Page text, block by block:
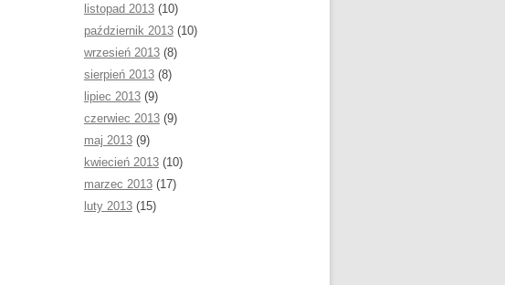
listopad 2013(10)
październik 2013(10)
wrzesień 2013(8)
sierpień 2013(8)
lipiec 2013(9)
czerwiec 2013(9)
maj 2013(9)
kwiecień 2013(10)
marzec 2013(17)
luty 2013(15)